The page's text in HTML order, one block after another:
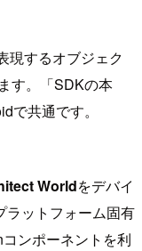
現するオブジェク
す。「SDKの本
で共通です。
Worldをデバイ
ラットフォーム固有
ンポーネントを利